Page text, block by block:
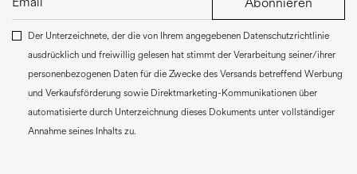
Der Unterzeichnete, der die von Ihrem angegebenen Datenschutzrichtlinie
ausdrücklich und freiwillig gelesen hat stimmt der Verarbeitung seiner/ihrer
personenbezogenen Daten für die Zwecke des Versands betreffend Werbung
und Verkaufsförderung sowie Direktmarketing-Kommunikationen über
automatisierte durch Unterzeichnung dieses Dokuments unter vollständiger
Annahme seines Inhalts zu.